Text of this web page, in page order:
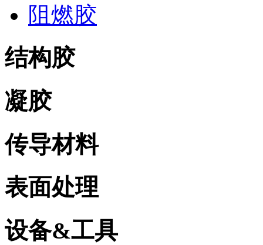
阻燃胶
结构胶
凝胶
传导材料
表面处理
设备&工具